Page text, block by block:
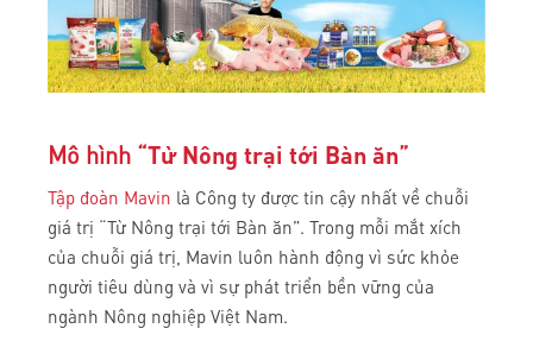
Mô hình “ Từ Nông trại tới Bàn ăn ”
Tập đoàn Mavin là Công ty được tin cậy nhất về chuỗi
giá trị “Từ Nông trại tới Bàn ăn”. Trong mỗi mắt xích
của chuỗi giá trị, Mavin luôn hành động vì sức khỏe
người tiêu dùng và vì sự phát triển bền vững của
ngành Nông nghiệp Việt Nam.